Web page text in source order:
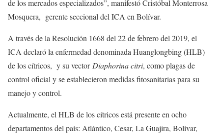
de los mercados especializados”, manifestó Cristóbal Monterrosa
Mosquera, gerente seccional del ICA en Bolívar.
A través de la Resolución 1668 del 22 de febrero del 2019, el
ICA declaró la enfermedad denominada Huanglongbing (HLB)
de los cítricos, y su vector Diaphorina citri, como plagas de
control oficial y se establecieron medidas fitosanitarias para su
manejo y control.
Actualmente, el HLB de los cítricos está presente en ocho
departamentos del país: Atlántico, Cesar, La Guajira, Bolívar,